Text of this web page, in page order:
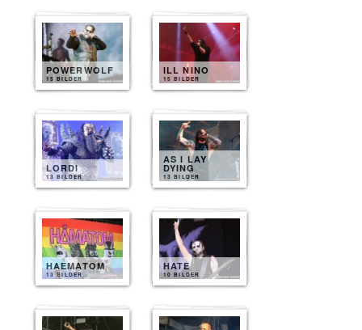
POWERWOLF
15 BILDER
ILL NINO
15 BILDER
LORDI
13 BILDER
AS I LAY
DYING
13 BILDER
HAEMATOM
13 BILDER
HATE
10 BILDER